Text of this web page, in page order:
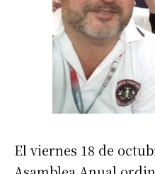
El viernes 18 de